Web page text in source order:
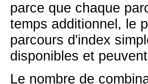
parce que chaque
temps additionnel, le
parcours d'index
disponibles et
Le nombre de